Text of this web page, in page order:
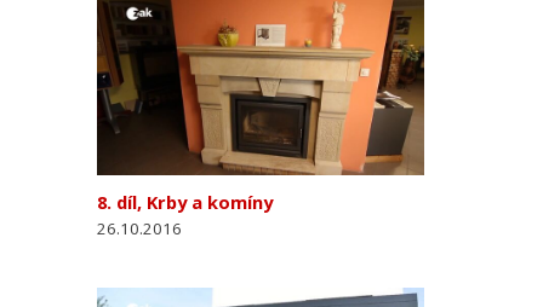
8. díl, Krby a komíny
26.10.2016